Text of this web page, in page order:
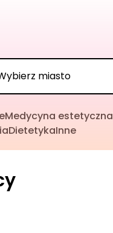
Medycyna estetyczna
DietetykaInne